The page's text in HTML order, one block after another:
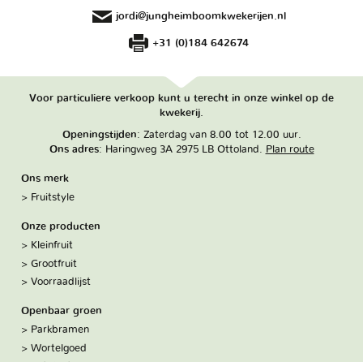
jordi@jungheimboomkwekerijen.nl
+31 (0)184 642674
Voor particuliere verkoop kunt u terecht in onze winkel op de
kwekerij.
Openingstijden: Zaterdag van 8.00 tot 12.00 uur.
Ons adres: Haringweg 3A 2975 LB Ottoland. Plan route
Ons merk
Fruitstyle
Onze producten
Kleinfruit
Grootfruit
Voorraadlijst
Openbaar groen
Parkbramen
Wortelgoed